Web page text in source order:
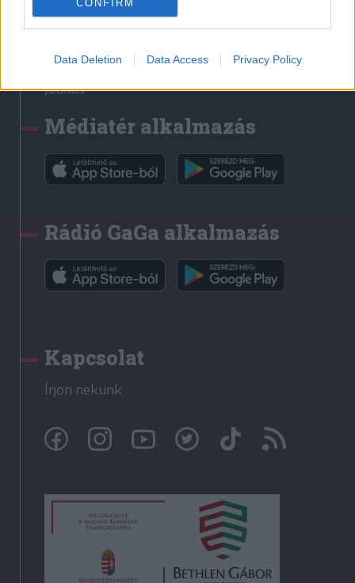
CONFIRM
Data Deletion Data Access Privacy Policy
Főtér
Rádió GaGa
Jóállás
Médiatér alkalmazás
Rádió GaGa alkalmazás
Kapcsolat
Írjon nekünk